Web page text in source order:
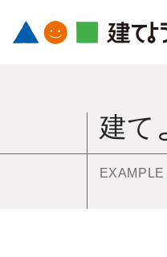
建て
EXAMPLE